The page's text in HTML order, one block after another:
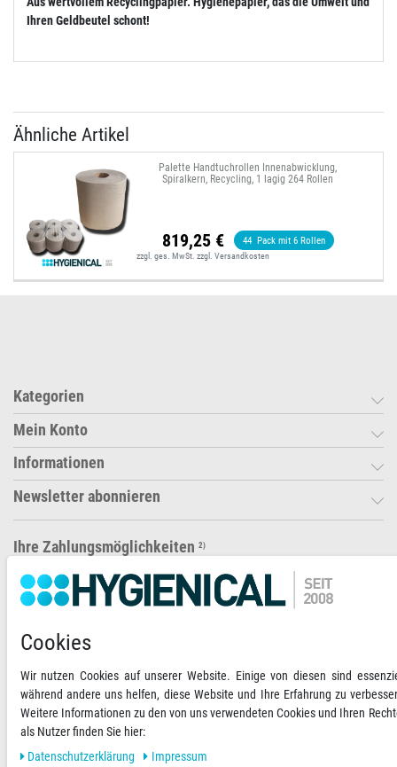
Ihren Geldbeutel schont!
Ähnliche Artikel
Palette Handtuchrollen Innenabwicklung,
Spiralkern, Recycling, 1 lagig 264 Rollen
819,25 € 44 Pack mit 6 Rollen
zzgl. ges. MwSt. zzgl.Versandkosten
Kategorien
Mein Konto
Informationen
Newsletter abonnieren
Ihre Zahlungsmöglichkeiten 2)
VORKASSE
Versandoptionen Social Media
Cookies
Wir nutzen Cookies auf unserer Website. Einige von diesen sind
während andere uns helfen, diese Website und Ihre Erfahrung zu
Weitere Informationen zu den von uns verwendeten Cookies und Ihren
als Nutzer finden Sie hier:
Daten­schutz­erklärung
Impressum